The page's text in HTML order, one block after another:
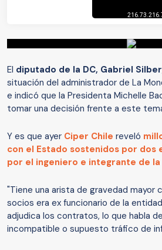
El diputado de la DC, Gabriel Silber
situación del administrador de La
e indicó que la Presidenta Michelle
tomar una decisión frente a este
Y es que ayer Ciper Chile reveló
con el Estado sostenidos por dos
por el ingeniero e integrante de
"Tiene una arista de gravedad mayor
socios era ex funcionario de la
adjudica los contratos, lo que habla
incompatible o supuesto tráfico de